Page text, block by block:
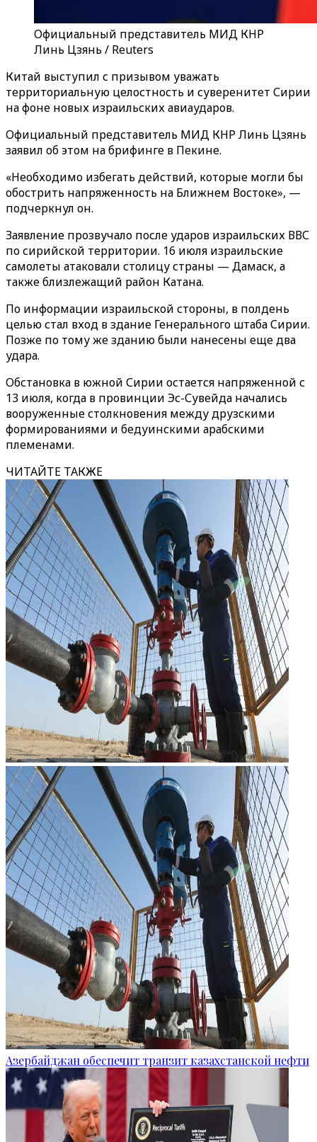
Официальный представитель МИД КНР
Линь Цзянь / Reuters
Китай выступил с призывом уважать
территориальную целостность и суверенитет Сирии
на фоне новых израильских авиаударов.
Официальный представитель МИД КНР Линь Цзянь
заявил об этом на брифинге в Пекине.
«Необходимо избегать действий, которые могли бы
обострить напряженность на Ближнем Востоке», —
подчеркнул он.
Заявление прозвучало после ударов израильских ВВС
по сирийской территории. 16 июля израильские
самолеты атаковали столицу страны — Дамаск, а
также близлежащий район Катана.
По информации израильской стороны, в полдень
целью стал вход в здание Генерального штаба Сирии.
Позже по тому же зданию были нанесены еще два
удара.
Обстановка в южной Сирии остается напряженной с
13 июля, когда в провинции Эс-Сувейда начались
вооруженные столкновения между друзскими
формированиями и бедуинскими арабскими
племенами.
ЧИТАЙТЕ ТАКЖЕ
Азербайджан обеспечит транзит казахстанской нефти